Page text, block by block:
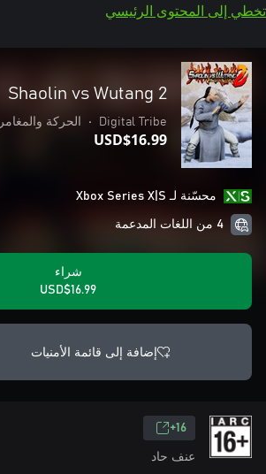
تخطي إلى المحتوى الرئيسي
Shaolin vs Wutang 2
Digital Tribe
• الحركة
USD$16.99
محسّنة لـ Xbox Series X|S
4 من اللغات المدعمة
شراء
USD$16.99
إضافة إلى قائمة الأمنيات
16+
عنف حاد